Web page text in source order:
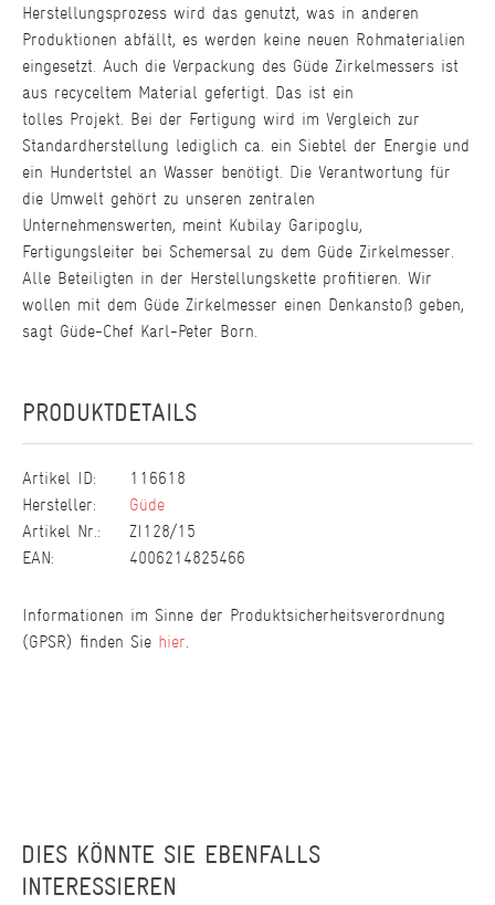
Herstellungsprozess wird das genutzt, was in anderen
Produktionen abfällt, es werden keine neuen Rohmaterialien
eingesetzt. Auch die Verpackung des Güde Zirkelmessers ist
aus recyceltem Material gefertigt. Das ist ein
tolles Projekt. Bei der Fertigung wird im Vergleich zur
Standardherstellung lediglich ca. ein Siebtel der Energie und
ein Hundertstel an Wasser benötigt. Die Verantwortung für
die Umwelt gehört zu unseren zentralen
Unternehmenswerten, meint Kubilay Garipoglu,
Fertigungsleiter bei Schemersal zu dem Güde Zirkelmesser.
Alle Beteiligten in der Herstellungskette profitieren. Wir
wollen mit dem Güde Zirkelmesser einen Denkanstoß geben,
sagt Güde-Chef Karl-Peter Born.
PRODUKTDETAILS
Artikel ID:
116618
Hersteller:
Güde
Artikel Nr.:
ZI128/15
EAN:
4006214825466
Informationen im Sinne der Produktsicherheitsverordnung
(GPSR) finden Sie hier
DIES KÖNNTE SIE EBENFALLS
INTERESSIEREN